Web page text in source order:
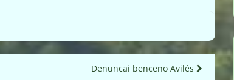
Denuncai benceno Avilés